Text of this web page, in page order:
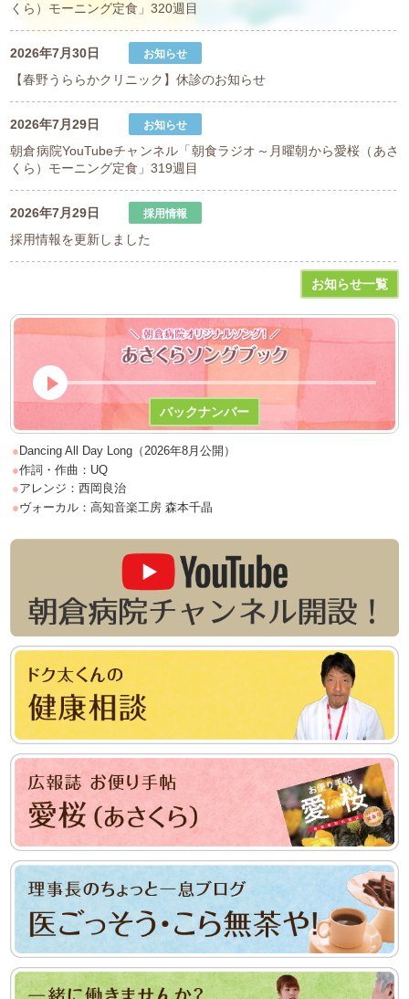
くら）モーニング定食」320週目
2026年7月30日
【春野うららかクリニック】休診のお知らせ
2026年7月29日
朝倉病院YouTubeチャンネル「朝食ラジオ～月曜朝から愛桜（あさ
くら）モーニング定食」319週目
2026年7月29日
採用情報を更新しました
お知らせ一覧
＼ 朝倉病院オリ
バックナンバー
Dancing All Day Long（2026年8月公開）
作詞・作曲：UQ
アレンジ：西岡良治
ヴォーカル：高知音楽工房 森本千晶